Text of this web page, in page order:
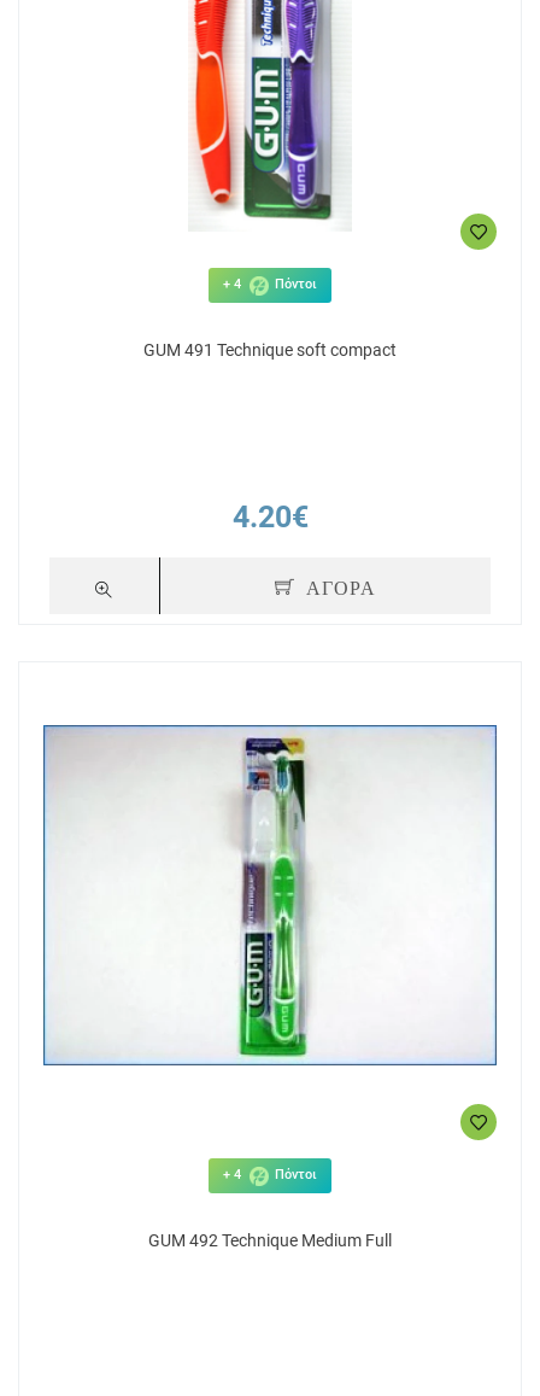
+ 4 Πόντοι
GUM 491 Technique soft compact
4.20€
ΑΓΟΡΑ
+ 4 Πόντοι
GUM 492 Technique Medium Full